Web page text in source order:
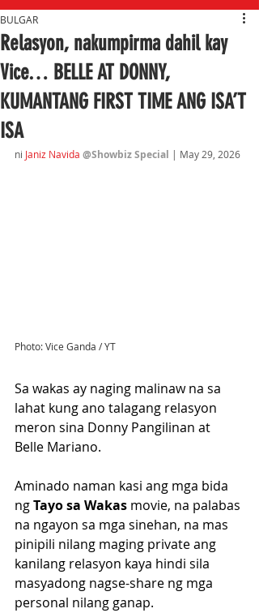
Relasyon, nakumpirma dahil kay
Vice… BELLE AT DONNY,
KUMANTANG FIRST TIME ANG ISA’T
ISA
BULGAR
ni Janiz Navida @Showbiz Special | May 29 , 2026
Photo: Vice Ganda / YT
Sa wakas ay naging malinaw na sa
lahat kung ano talagang relasyon
meron sina Donny Pangilinan at
Belle Mariano.
Aminado naman kasi ang mga bida
ng Tayo sa Wakas movie, na palabas
na ngayon sa mga sinehan, na mas
pinipili nilang maging private ang
kanilang relasyon kaya hindi sila
masyadong nagse-share ng mga
personal nilang ganap.